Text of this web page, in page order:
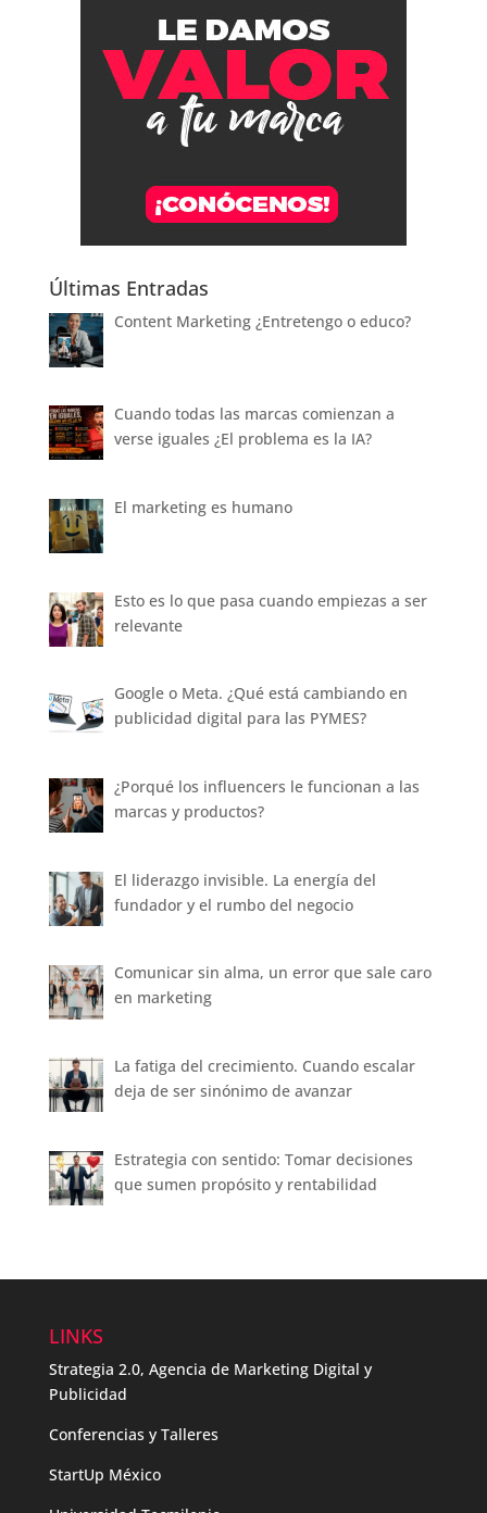
Últimas Entradas
Content Marketing ¿Entretengo o educo?
Cuando todas las marcas comienzan a
verse iguales ¿El problema es la IA?
El marketing es humano
Esto es lo que pasa cuando empiezas a ser
relevante
Google o Meta. ¿Qué está cambiando en
publicidad digital para las PYMES?
¿Porqué los influencers le funcionan a las
marcas y productos?
El liderazgo invisible. La energía del
fundador y el rumbo del negocio
Comunicar sin alma, un error que sale caro
en marketing
La fatiga del crecimiento. Cuando escalar
deja de ser sinónimo de avanzar
Estrategia con sentido: Tomar decisiones
que sumen propósito y rentabilidad
LINKS
Strategia 2.0, Agencia de Marketing Digital y
Publicidad
Conferencias y Talleres
StartUp México